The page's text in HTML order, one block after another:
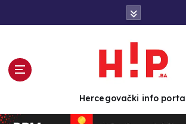
n
Hercegovački info